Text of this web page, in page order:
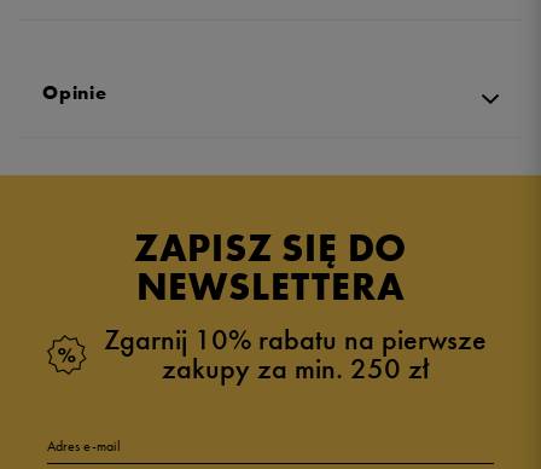
Opinie
ZAPISZ SIĘ DO
NEWSLETTERA
Zgarnij 10% rabatu na pierwsze
zakupy za min. 250 zł
Adres e-mail